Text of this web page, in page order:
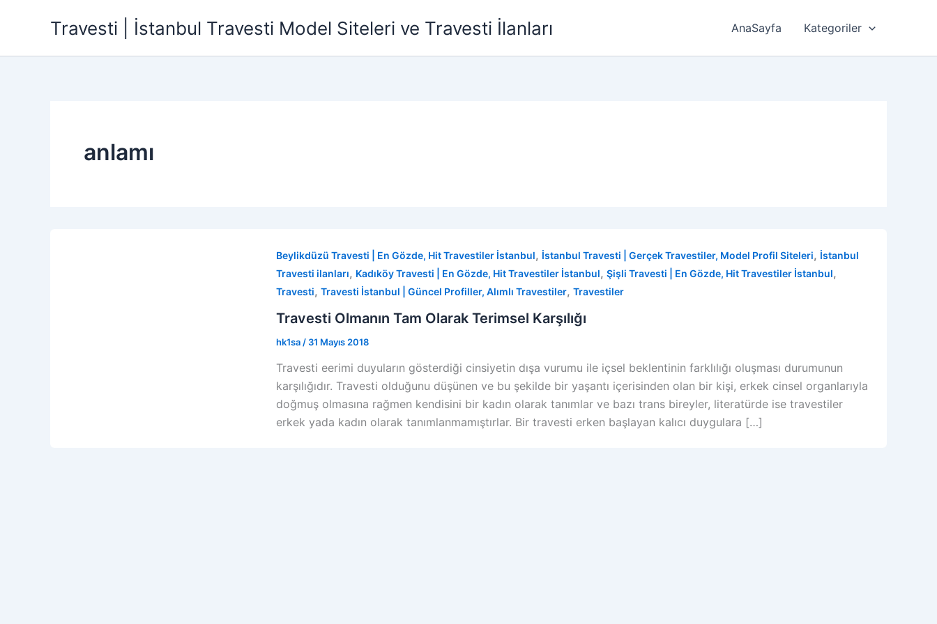
Travesti | İstanbul Travesti Model Siteleri ve Travesti İlanları AnaSayfa Kategoriler
anlamı
Beylikdüzü Travesti | En Gözde, Hit Travestiler İstanbul, İstanbul Travesti | Gerçek Travestiler, Model Profil Siteleri, İstanbul
Travesti ilanları, Kadıköy Travesti | En Gözde, Hit Travestiler İstanbul, Şişli Travesti | En Gözde, Hit Travestiler İstanbul,
Travesti, Travesti İstanbul | Güncel Profiller, Alımlı Travestiler, Travestiler
Travesti Olmanın Tam Olarak Terimsel Karşılığı
hk1sa / 31 Mayıs 2018
Travesti eerimi duyuların gösterdiği cinsiyetin dışa vurumu ile içsel beklentinin farklılığı oluşması durumunun
karşılığıdır. Travesti olduğunu düşünen ve bu şekilde bir yaşantı içerisinden olan bir kişi, erkek cinsel organlarıyla
doğmuş olmasına rağmen kendisini bir kadın olarak tanımlar ve bazı trans bireyler, literatürde ise travestiler
erkek yada kadın olarak tanımlanmamıştırlar. Bir travesti erken başlayan kalıcı duygulara […]